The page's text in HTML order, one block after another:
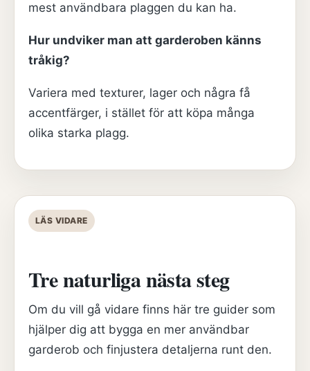
mest användbara plaggen du kan ha.
Hur undviker man att garderoben känns
tråkig?
Variera med texturer, lager och några få
accentfärger, i stället för att köpa många
olika starka plagg.
LÄS VIDARE
Tre naturliga nästa steg
Om du vill gå vidare finns här tre guider som
hjälper dig att bygga en mer användbar
garderob och finjustera detaljerna runt den.